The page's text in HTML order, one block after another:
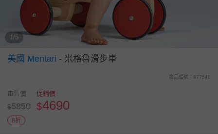
1/5
美國 Mentari - 米格魯滑步車
商品編號：877548
市售價
$5850
促銷價
$4690
8折